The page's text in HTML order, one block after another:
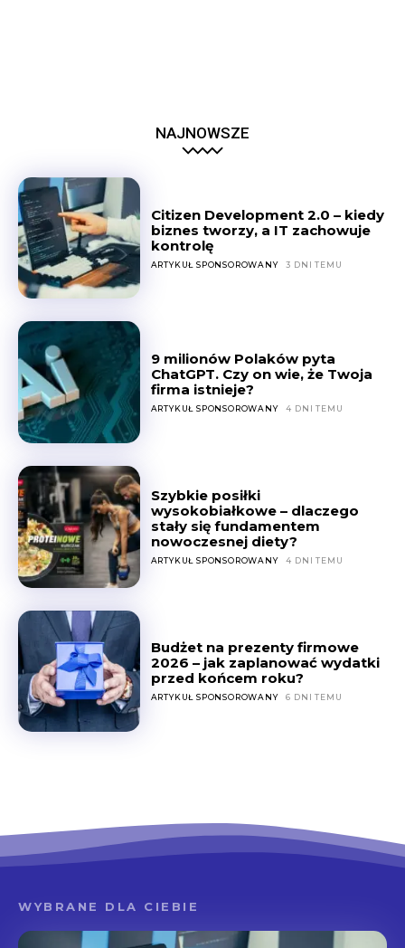
NAJNOWSZE
Citizen Development 2.0 – kiedy
biznes tworzy, a IT zachowuje
kontrolę
ARTYKUŁ SPONSOROWANY 3 DNI TEMU
9 milionów Polaków pyta
ChatGPT. Czy on wie, że Twoja
firma istnieje?
ARTYKUŁ SPONSOROWANY 4 DNI TEMU
Szybkie posiłki
wysokobiałkowe – dlaczego
stały się fundamentem
nowoczesnej diety?
ARTYKUŁ SPONSOROWANY 4 DNI TEMU
Budżet na prezenty firmowe
2026 – jak zaplanować wydatki
przed końcem roku?
ARTYKUŁ SPONSOROWANY 6 DNI TEMU
WYBRANE DLA CIEBIE